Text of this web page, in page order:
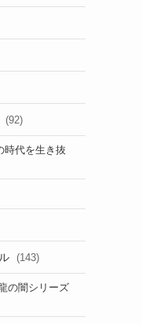
(92)
時代を生き抜
(143)
の闇シリーズ